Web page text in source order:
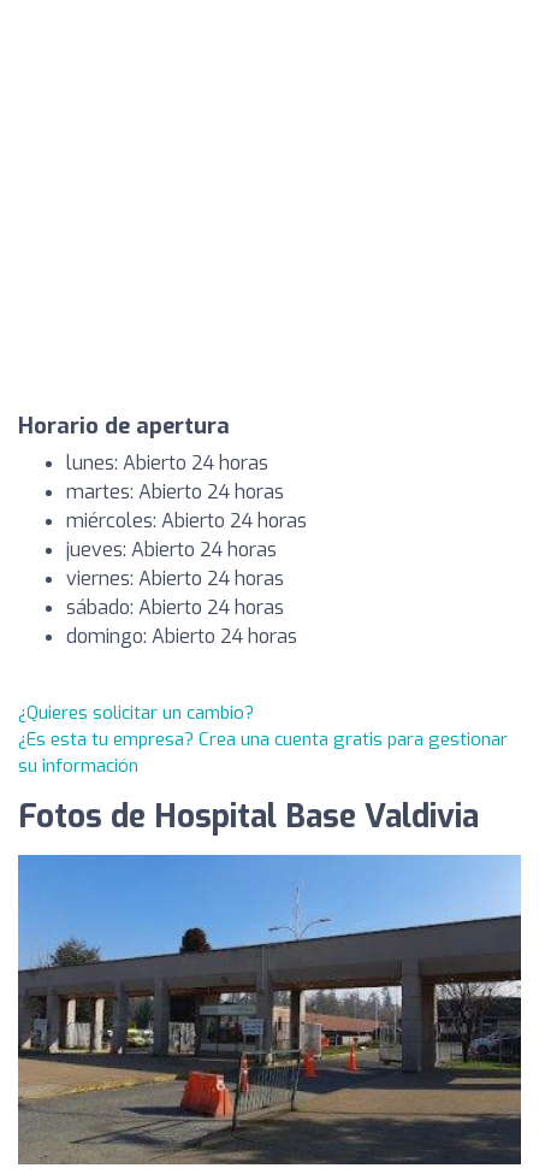
Horario de apertura
lunes: Abierto 24 horas
martes: Abierto 24 horas
miércoles: Abierto 24 horas
jueves: Abierto 24 horas
viernes: Abierto 24 horas
sábado: Abierto 24 horas
domingo: Abierto 24 horas
¿Quieres solicitar un cambio?
¿Es esta tu empresa? Crea una cuenta gratis para gestionar
su información
Fotos de Hospital Base Valdivia